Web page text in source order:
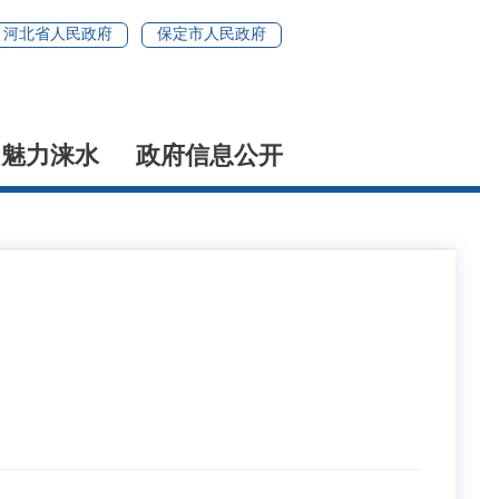
河北省人民政府 保定市人民政府
魅力涞水 政府信息公开